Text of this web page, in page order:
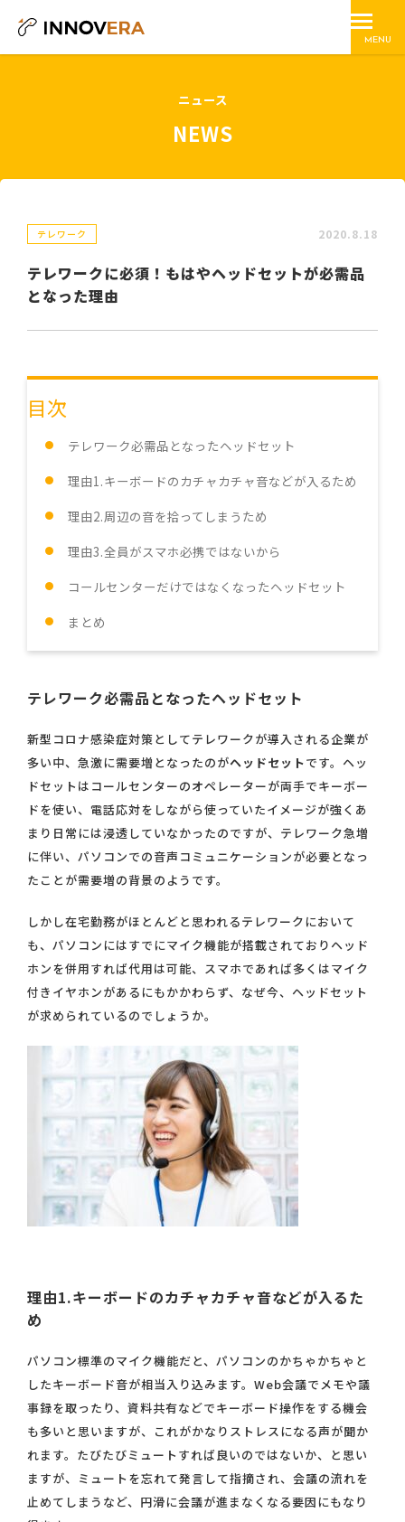
MENU
ニュース
NEWS
テレワーク 2020.8.18
テレワークに必須！もはやヘッドセットが必需品
となった理由
目次
テレワーク必需品となったヘッドセット
理由1.キーボードのカチャカチャ音などが入るため
理由2.周辺の音を拾ってしまうため
理由3.全員がスマホ必携ではないから
コールセンターだけではなくなったヘッドセット
まとめ
テレワーク必需品となったヘッドセット
新型コロナ感染症対策としてテレワークが導入される企業が
多い中、急激に需要増となったのがヘッドセットです。ヘッ
ドセットはコールセンターのオペレーターが両手でキーボー
ドを使い、電話応対をしながら使っていたイメージが強くあ
まり日常には浸透していなかったのですが、テレワーク急増
に伴い、パソコンでの音声コミュニケーションが必要となっ
たことが需要増の背景のようです。
しかし在宅勤務がほとんどと思われるテレワークにおいて
も、パソコンにはすでにマイク機能が搭載されておりヘッド
ホンを併用すれば代用は可能、スマホであれば多くはマイク
付きイヤホンがあるにもかかわらず、なぜ今、ヘッドセット
が求められているのでしょうか。
理由1.キーボードのカチャカチャ音などが入るた
め
パソコン標準のマイク機能だと、パソコンのかちゃかちゃと
したキーボード音が相当入り込みます。Web会議でメモや議
事録を取ったり、資料共有などでキーボード操作をする機会
も多いと思いますが、これがかなりストレスになる声が聞か
れます。たびたびミュートすれば良いのではないか、と思い
ますが、ミュートを忘れて発言して指摘され、会議の流れを
止めてしまうなど、円滑に会議が進まなくなる要因にもなり